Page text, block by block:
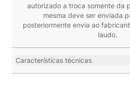
autorizado a troca somente da
mesma deve ser enviada
posteriormente envia ao
laudo.
Características técnicas